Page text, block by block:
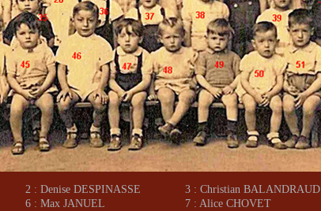
2 : Denise DESPINASSE 3 : Christian BALANDRAUD
6 : Max JANUEL 7 : Alice CHOVET